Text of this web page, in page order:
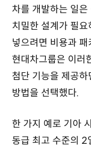
차를 개발하는 일
치밀한 설계가 필
넣으려면 비용과
현대차그룹은 이러
첨단 기능을 제공
방법을 선택했다.
한 가지 예로 기아
동급 최고 수준의 2